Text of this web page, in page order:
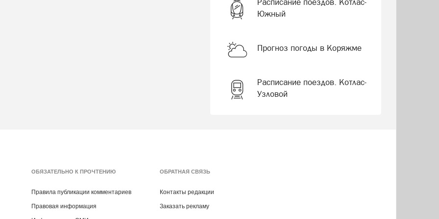
Южный
Прогноз погоды в Коряжме
Расписание поездов. Котлас-
Узловой
ОБЯЗАТЕЛЬНО К ПРОЧТЕНИЮ
Правила публикации комментариев
Правовая информация
ОБРАТНАЯ СВЯЗЬ
Контакты редакции
Заказать рекламу